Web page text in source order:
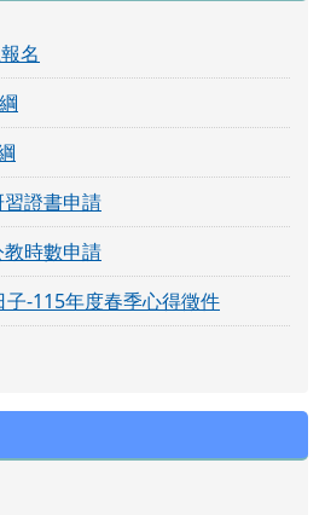
名
證書申請
時數申請
-115年度春季心得徵件